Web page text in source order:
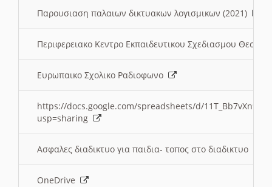
Παρουσιαση παλαιων δικτυακων λογισμικων (2021)
Περιφερειακο Κεντρο Εκπαιδευτικου Σχεδιασμου
Ευρωπαικο Σχολικο Ραδιοφωνο
https://docs.google.com/spreadsheets/d/
usp=sharing
Ασφαλες διαδικτυο για παιδια- τοπος στο διαδικτυο
OneDrive